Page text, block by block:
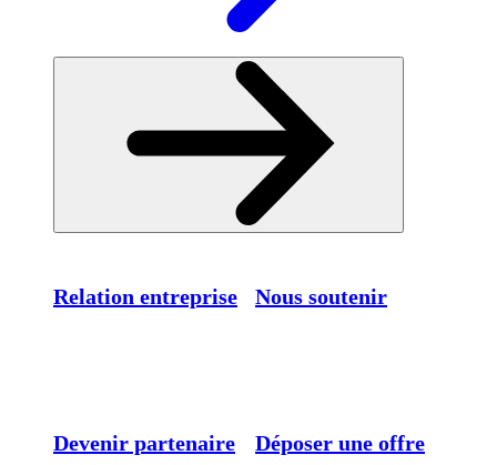
Relation entreprise Nous soutenir
Devenir partenaire Déposer une offre